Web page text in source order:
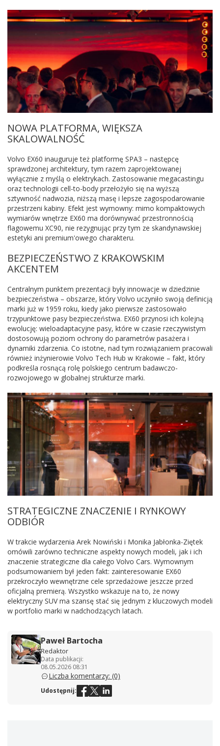
NOWA PLATFORMA, WIĘKSZA
SKALOWALNOŚĆ
Volvo EX60 inauguruje też platformę SPA3 – następcę
sprawdzonej architektury, tym razem zaprojektowanej
wyłącznie z myślą o elektrykach. Zastosowanie megacastingu
oraz technologii cell-to-body przełożyło się na wyższą
sztywność nadwozia, niższą masę i lepsze zagospodarowanie
przestrzeni kabiny. Efekt jest wymowny: mimo kompaktowych
wymiarów wnętrze EX60 ma dorównywać przestronnością
flagowemu XC90, nie rezygnując przy tym ze skandynawskiej
estetyki ani premium'owego charakteru.
BEZPIECZEŃSTWO Z KRAKOWSKIM
AKCENTEM
Centralnym punktem prezentacji były innowacje w dziedzinie
bezpieczeństwa – obszarze, który Volvo uczyniło swoją definicją
marki już w 1959 roku, kiedy jako pierwsze zastosowało
trzypunktowe pasy bezpieczeństwa. EX60 przynosi ich kolejną
ewolucję: wieloadaptacyjne pasy, które w czasie rzeczywistym
dostosowują poziom ochrony do parametrów pasażera i
dynamiki zdarzenia. Co istotne, nad tym rozwiązaniem pracowali
również inżynierowie Volvo Tech Hub w Krakowie – fakt, który
podkreśla rosnącą rolę polskiego centrum badawczo-
rozwojowego w globalnej strukturze marki.
STRATEGICZNE ZNACZENIE I RYNKOWY
ODBIÓR
W trakcie wydarzenia Arek Nowiński i Monika Jabłonka-Ziętek
omówili zarówno techniczne aspekty nowych modeli, jak i ich
znaczenie strategiczne dla całego Volvo Cars. Wymownym
podsumowaniem był jeden fakt: zainteresowanie EX60
przekroczyło wewnętrzne cele sprzedażowe jeszcze przed
oficjalną premierą. Wszystko wskazuje na to, że nowy
elektryczny SUV ma szansę stać się jednym z kluczowych modeli
w portfolio marki w nadchodzących latach.
Paweł Bartocha
Redaktor
Data publikacji:
08.05.2026 08:31
Liczba komentarzy: (0)
Udostępnij: